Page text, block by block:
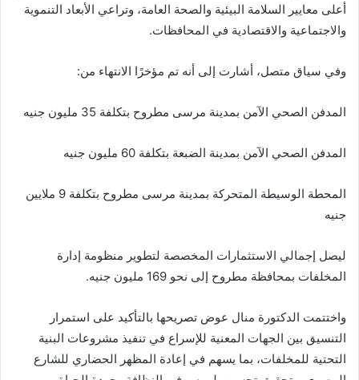
أعلى معايير السلامة البيئية والصحة العامة، وتراعي الأبعاد التنموية
والاجتماعية والاقتصادية في المحافظات.
وفي سياق متصل، أشارت إلى أنه تم مؤخرًا الانتهاء من:
المدفن الصحي الآمن بمدينة مرسى مطروح بتكلفة 35 مليون جنيه
المدفن الصحي الآمن بمدينة الضبعة بتكلفة 60 مليون جنيه
المحطة الوسيطة المتحركة بمدينة مرسى مطروح بتكلفة 9 ملايين
جنيه
ليصل إجمالي الاستثمارات المخصصة لتطوير منظومة إدارة
المخلفات بمحافظة مطروح إلى نحو 169 مليون جنيه.
واختتمت الدكتورة منال عوض تصريحها بالتأكيد على استمرار
التنسيق بين الجهات المعنية للإسراع في تنفيذ مشروعات البنية
التحتية للمخلفات، بما يسهم في إعادة المظهر الحضاري للشارع